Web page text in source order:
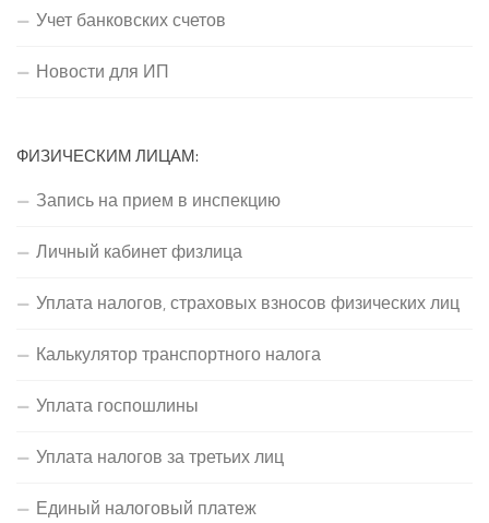
Учет банковских счетов
Новости для ИП
ФИЗИЧЕСКИМ ЛИЦАМ:
Запись на прием в инспекцию
Личный кабинет физлица
Уплата налогов, страховых взносов физических лиц
Калькулятор транспортного налога
Уплата госпошлины
Уплата налогов за третьих лиц
Единый налоговый платеж